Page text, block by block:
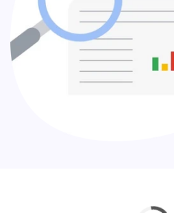
Applications
améliorer votre
Découvrez notre vaste